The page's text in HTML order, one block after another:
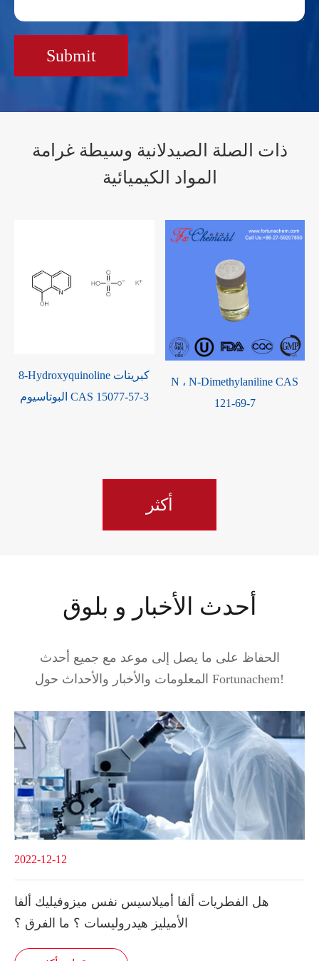
Submit
ذات الصلة الصيدلانية وسيطة غرامة
المواد الكيميائية
8-Hydroxyquinoline كبريتات
البوتاسيوم CAS 15077-57-3
N ، N-Dimethylaniline CAS
121-69-7
أكثر
أحدث الأخبار و بلوق
الحفاظ على ما يصل إلى موعد مع جميع أحدث
المعلومات والأخبار والأحداث حول Fortunachem!
2022-12-12
هل الفطريات ألفا أميلاسيس نفس ميزوفيليك ألفا
الأميليز هيدروليسات ؟ ما الفرق ؟